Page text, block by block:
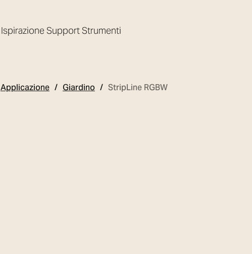
Ispirazione Support Strumenti
Applicazione Giardino StripLine RGBW